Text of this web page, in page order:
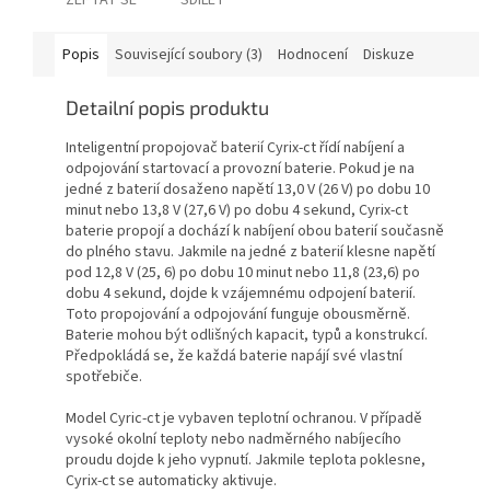
Popis Související soubory (3) Hodnocení Diskuze
Detailní popis produktu
Inteligentní propojovač baterií Cyrix-ct řídí nabíjení a
odpojování startovací a provozní baterie. Pokud je na
jedné z baterií dosaženo napětí 13,0 V (26 V) po dobu 10
minut nebo 13,8 V (27,6 V) po dobu 4 sekund, Cyrix-ct
baterie propojí a dochází k nabíjení obou baterií současně
do plného stavu. Jakmile na jedné z baterií klesne napětí
pod 12,8 V (25, 6) po dobu 10 minut nebo 11,8 (23,6) po
dobu 4 sekund, dojde k vzájemnému odpojení baterií.
Toto propojování a odpojování funguje obousměrně.
Baterie mohou být odlišných kapacit, typů a konstrukcí.
Předpokládá se, že každá baterie napájí své vlastní
spotřebiče.
Model Cyric-ct je vybaven teplotní ochranou. V případě
vysoké okolní teploty nebo nadměrného nabíjecího
proudu dojde k jeho vypnutí. Jakmile teplota poklesne,
Cyrix-ct se automaticky aktivuje.